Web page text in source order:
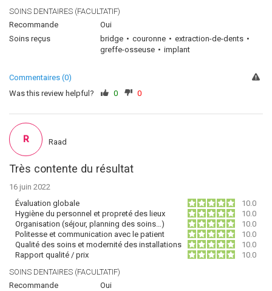
SOINS DENTAIRES (FACULTATIF)
Recommande
Oui
Soins reçus
bridge couronne
extraction-de-dents
greffe-osseuse
implant
Commentaires (0)
Was this review helpful?
0 0
Très contente du résultat
16 juin 2022
Évaluation globale
10.0
Hygiène du personnel et propreté des lieux
10.0
Organisation (séjour, planning des soins…)
10.0
Politesse et communication avec le patient
10.0
Qualité des soins et modernité des installations
10.0
Rapport qualité / prix
10.0
SOINS DENTAIRES (FACULTATIF)
Recommande
Oui
R Raad